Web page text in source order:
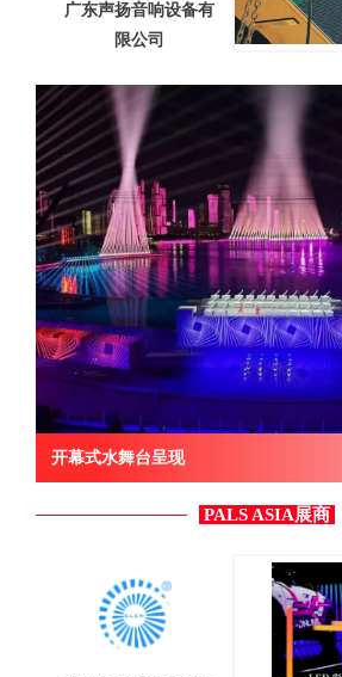
广东声扬音响设备有
限公司
开幕式水舞台呈现
PALS ASIA展商